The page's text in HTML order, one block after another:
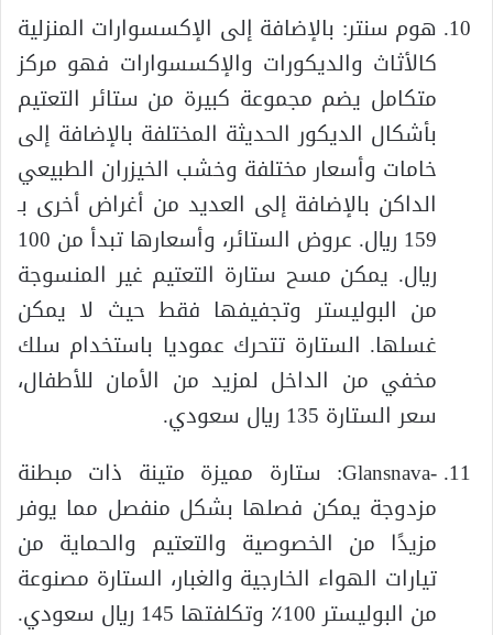
هوم سنتر: بالإضافة إلى الإكسسوارات المنزلية
كالأثاث والديكورات والإكسسوارات فهو مركز
متكامل يضم مجموعة كبيرة من ستائر التعتيم
بأشكال الديكور الحديثة المختلفة بالإضافة إلى
خامات وأسعار مختلفة وخشب الخيزران الطبيعي
الداكن بالإضافة إلى العديد من أغراض أخرى بـ
159 ريال. عروض الستائر، وأسعارها تبدأ من 100
ريال. يمكن مسح ستارة التعتيم غير المنسوجة
من البوليستر وتجفيفها فقط حيث لا يمكن
غسلها. الستارة تتحرك عموديا باستخدام سلك
مخفي من الداخل لمزيد من الأمان للأطفال،
سعر الستارة 135 ريال سعودي.
-Glansnava: ستارة مميزة متينة ذات مبطنة
مزدوجة يمكن فصلها بشكل منفصل مما يوفر
مزيدًا من الخصوصية والتعتيم والحماية من
تيارات الهواء الخارجية والغبار، الستارة مصنوعة
من البوليستر 100٪ وتكلفتها 145 ريال سعودي.